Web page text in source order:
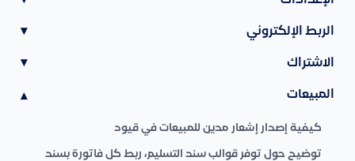
الربط الإلكتروني ▾
الاشتراك ▾
المبيعات ▾
كيفية إصدار إشعار مدين للمبيعات في قيود
توضيح حول توفر قوالب سند التسليم، ربط كل فاتورة بسند